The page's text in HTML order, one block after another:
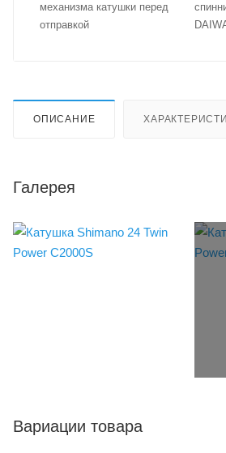
механизма катушки перед
отправкой
ОПИСАНИЕ
Галерея
Вариации товара